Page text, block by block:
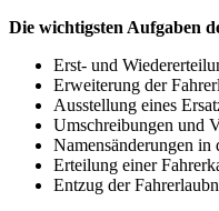
Die wichtigsten Aufgaben
Erst- und
Erweiterung der
Ausstellung eines
Umschreibungen und
Namensänderungen in
Erteilung einer
Entzug der